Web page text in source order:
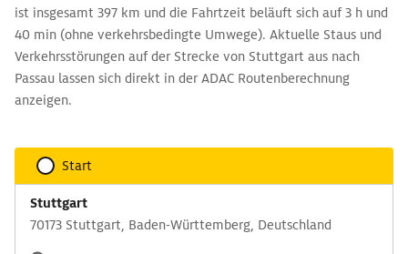
ist insgesamt 397 km und die Fahrtzeit beläuft sich auf 3 h und
40 min (ohne verkehrsbedingte Umwege). Aktuelle Staus und
Verkehrsstörungen auf der Strecke von Stuttgart aus nach
Passau lassen sich direkt in der ADAC Routenberechnung
anzeigen.
Start
Stuttgart
70173 Stuttgart, Baden-Württemberg, Deutschland